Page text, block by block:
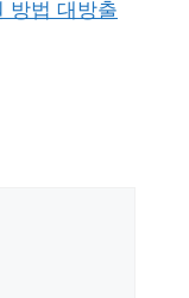
방법 대방출